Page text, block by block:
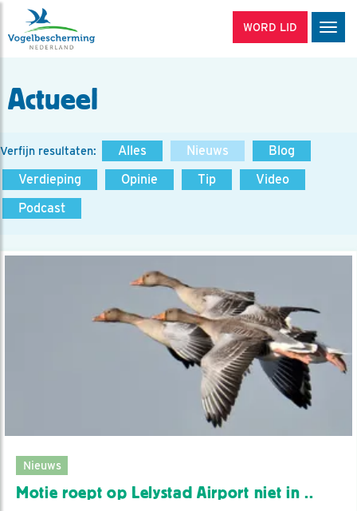
WORD LID
Actueel
Verfijn resultaten: Alles Nieuws
Blog
Verdieping
Opinie Tip
Video
Podcast
Nieuws
Motie roept op Lelystad Airport niet in ..